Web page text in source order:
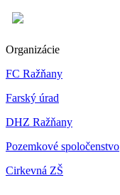
Organizácie
FC Ražňany
Farský úrad
DHZ Ražňany
Pozemkové spoločenstvo
Cirkevná ZŠ